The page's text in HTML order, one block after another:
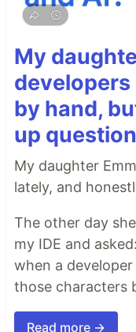
My
by hand,
up
My daughter
lately, and
The other day
my IDE and
when a
those characters
Read more →